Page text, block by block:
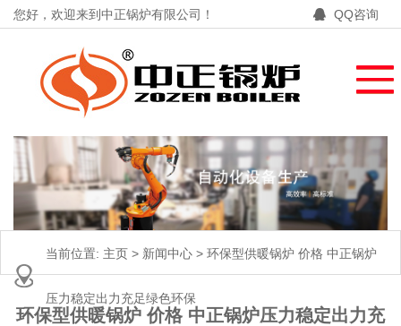
您好，欢迎来到中正锅炉有限公司！ QQ咨询
当前位置: 主页 > 新闻中心 > 环保型供暖锅炉 价格 中正锅炉
压力稳定出力充足绿色环保
环保型供暖锅炉 价格 中正锅炉压力稳定出力充